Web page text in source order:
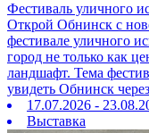
Фестиваль уличного
Открой Обнинск с
фестивале уличного
город не только как
ландшафт. Тема
увидеть Обнинск через
17.07.2026 -
Выставка